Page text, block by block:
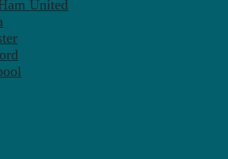
United